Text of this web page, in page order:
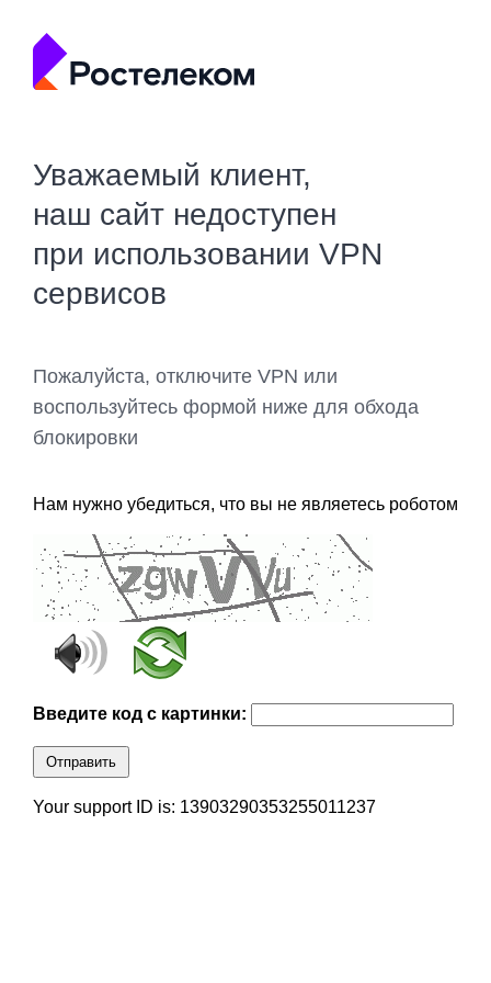
Уважаемый клиент,
наш сайт недоступен
при использовании VPN
сервисов
Пожалуйста, отключите VPN или
воспользуйтесь формой ниже для обхода
блокировки
Нам нужно убедиться, что вы не являетесь роботом
Введите код с картинки:
Отправить
Your support ID is: 13903290353255011237